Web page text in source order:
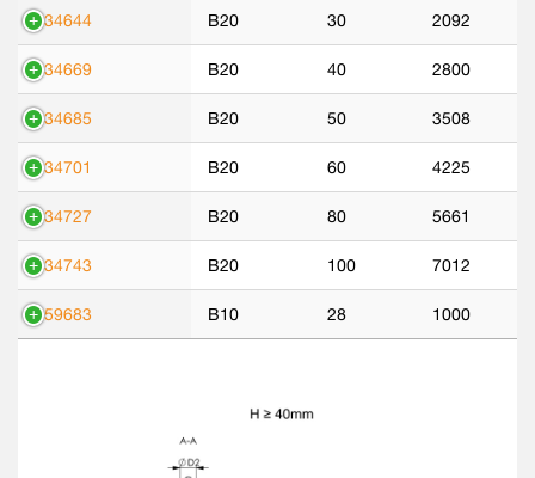
534644 B20 30 2092
534669 B20 40 2800
534685 B20 50 3508
534701 B20 60 4225
534727 B20 80 5661
534743 B20 100 7012
559683 B10 28 1000